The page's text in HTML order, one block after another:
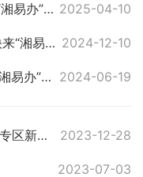
湖南省数据局关于印发《2025年“湘易办”超级服务端提质升级工作方案》的通知 2025-04-10
探索湖南美景、预约免费活动，快来“湘易办”开启你的湖南畅游之旅！ 2024-12-10
数字赋能 技术升级 服务上新 “湘易办”2.0，“掌上湖南”再升级 2024-06-19
我市“湘易办”岳阳旗舰店部门服务专区新推172项服务事项为市民提供更全面、更智能、更便捷的服务 2023-12-28
2023-07-03